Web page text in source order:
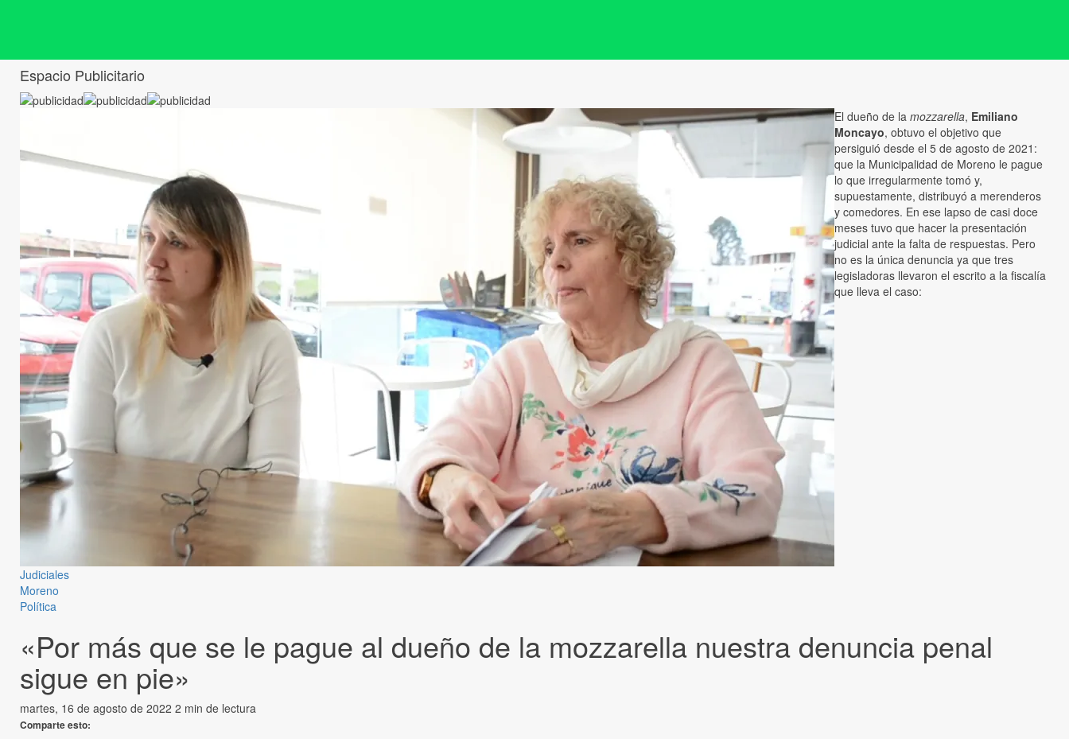
Espacio Publicitario
Judiciales
Moreno
Política
«Por más que se le pague al dueño de la mozzarella nuestra denuncia penal
sigue en pie»
martes, 16 de agosto de 2022 2 min de lectura
Comparte esto:
El dueño de la mozzarella, Emiliano
Moncayo, obtuvo el objetivo que
persiguió desde el 5 de agosto de 2021:
que la Municipalidad de Moreno le pague
lo que irregularmente tomó y,
supuestamente, distribuyó a merenderos
y comedores. En ese lapso de casi doce
meses tuvo que hacer la presentación
judicial ante la falta de respuestas. Pero
no es la única denuncia ya que tres
legisladoras llevaron el escrito a la fiscalía
que lleva el caso: